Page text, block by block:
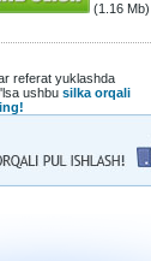
(1.16 Mb)
referat yuklashda
ushbu silka orqali